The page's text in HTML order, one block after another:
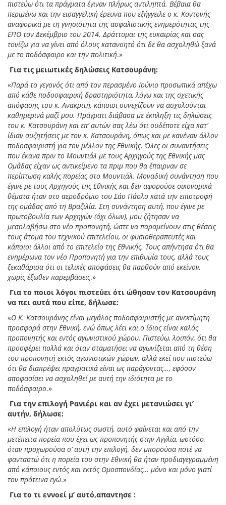
πιστεύω ότι τα πράγματα έγιναν πλήρως αντιληπτά. Βέβαια θα
περιμένω και την εισαγγελική έρευνα που εξήγγειλε ο κ. Κοντονής
αναφορικά με τη γνησιότητα της ασφαλιστικής ενημερότητας της
ΕΠΟ τον Δεκέμβριο του 2014. Δράττομαι της ευκαιρίας και σας
τονίζω για να γίνει από όλους κατανοητό ότι δε θα ασχοληθώ ξανά
με το ποδόσφαιρο και την πολιτική.»
Για τις μειωτικές δηλώσεις Κατσουράνη:
«Παρά το γεγονός ότι από τον περασμένο Ιούνιο προσωπικά απέχω
από κάθε ποδοσφαιρική δραστηριότητα, λόγω και της σχετικής
απόφασης του κ. Ανακριτή, κάποιοι συνεχίζουν να ασχολούνται
καθημερινά μαζί μου. Πράγματι διάβασα με έκπληξη τις δηλώσεις
του κ. Κατσουράνη και επ’ αυτών σας λέω ότι ουδέποτε είχα κατ’
ίδιαν συζητήσεις με τον κ. Κατσουράνη, όπως και με κανέναν άλλον
ποδοσφαιριστή για τον μέλλον της Εθνικής. Όλες οι συναντήσεις
που έκανα πριν το Μουντιάλ με τους Αρχηγούς της Εθνικής μας
Ομάδας είχαν ως αντικείμενο τα πριμ που θα έπαιρναν σε
περίπτωση καλής πορείας στο Μουντιάλ. Μοναδική συνάντηση που
έγινε με τους Αρχηγούς της Εθνικής και δεν αφορούσε οικονομικά
θέματα ήταν στο αεροδρόμιο του Σάο Πάολο κατά την επιστροφή
της ομάδας από τη Βραζιλία. Στη συνάντηση αυτή, που έγινε με
πρωτοβουλία των Αρχηγών (όχι όλων), μου ζήτησαν να
μεσολαβήσω στο νέο προπονητή, ώστε να παραμείνουν στις θέσεις
τους άτομα του τεχνικού επιτελείου, οι φυσιοθεραπευτές και
κάποιοι άλλοι από το επιτελείο της Εθνικής. Τους απήντησα ότι θα
ενημέρωνα τον νέο Προπονητή για την επιθυμία τους, αλλά τους
ξεκαθάρισα ότι οι τελικές αποφάσεις θα παρθούν από εκείνον,
χωρίς έξωθεν παρεμβάσεις.»
Για το ποιοι λόγοι πιστεύει ότι ώθησαν τον Κατσουράνη
να πει αυτά που είπε, δήλωσε:
«Ο Κ. Κατσουράνης είναι μεγάλος ποδοσφαιριστής με ανεκτίμητη
προσφορά στην Εθνική, ενώ όπως λέει και ο ίδιος είναι καλός
προπονητής και εντός αγωνιστικού χώρου. Πιστεύω, λοιπόν, ότι θα
προσφέρει πολλά και όταν σταματήσει να αγωνίζεται από τη θέση
του προπονητή εκτός αγωνιστικών χώρων, αλλά εκεί που πιστεύω
ότι θα διαπρέψει πραγματικά είναι ως παράγοντας…, εφόσον
αποφασίσει να ασχοληθεί με αυτή την ιδιότητα με το
ποδόσφαιρο.»
Για την επιλογή Ρανιέρι και αν έχει μετανιώσει γι’
αυτήν, δήλωσε:
«Η επιλογή ήταν απολύτως σωστή, αυτό φαίνεται και από την
μετέπειτα πορεία που έχει ως προπονητής στην Αγγλία, ωστόσο,
όταν προχωρούσα σ’ αυτή την επιλογή, δεν μπορούσα ποτέ να
φανταστώ ότι η πορεία του στην Εθνική θα ήταν προδιαγεγραμμένη
από κάποιους εντός και εκτός Ομοσπονδίας… μόνο και μόνο γιατί
τον πρότεινα εγώ.»
Για το τι εννοεί μ’ αυτό,απαντησε :